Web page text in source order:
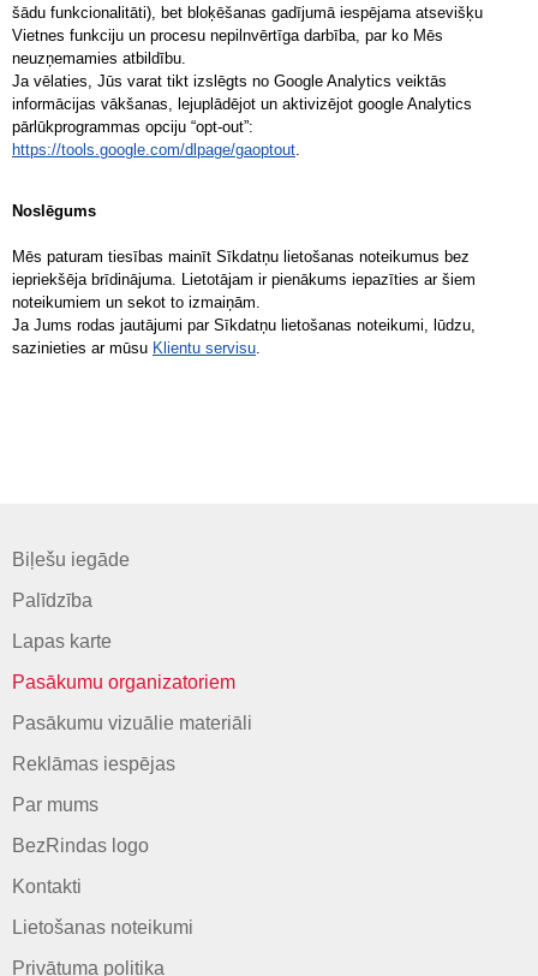
šādu funkcionalitāti), bet bloķēšanas gadījumā iespējama atsevišķu
Vietnes funkciju un procesu nepilnvērtīga darbība, par ko Mēs
neuzņemamies atbildību.
Ja vēlaties, Jūs varat tikt izslēgts no Google Analytics veiktās
informācijas vākšanas, lejuplādējot un aktivizējot google Analytics
pārlūkprogrammas opciju “opt-out”:
https://tools.google.com/dlpage/gaoptout.
Noslēgums
Mēs paturam tiesības mainīt Sīkdatņu lietošanas noteikumus bez
iepriekšēja brīdinājuma. Lietotājam ir pienākums iepazīties ar šiem
noteikumiem un sekot to izmaiņām.
Ja Jums rodas jautājumi par Sīkdatņu lietošanas noteikumi, lūdzu,
sazinieties ar mūsu Klientu servisu.
Biļešu iegāde
Palīdzība
Lapas karte
Pasākumu organizatoriem
Pasākumu vizuālie materiāli
Reklāmas iespējas
Par mums
BezRindas logo
Kontakti
Lietošanas noteikumi
Privātuma politika